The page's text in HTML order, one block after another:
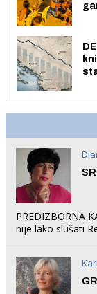
PREDIZBORNA
nije lako slušati